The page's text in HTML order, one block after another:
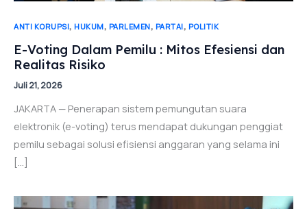
ANTI KORUPSI, HUKUM, PARLEMEN, PARTAI, POLITIK
E-Voting Dalam Pemilu : Mitos Efesiensi dan
Realitas Risiko
Juli 21, 2026
JAKARTA — Penerapan sistem pemungutan suara
elektronik (e-voting) terus mendapat dukungan penggiat
pemilu sebagai solusi efisiensi anggaran yang selama ini
[…]